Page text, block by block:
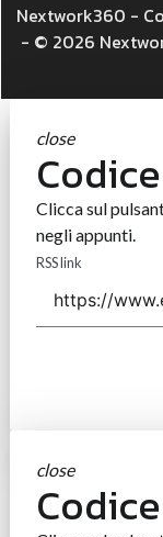
Nextwork360 -
- © 2026
close
Clicca sul
negli appunti.
RSS link
close